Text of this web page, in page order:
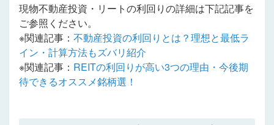
現物不動産投資・リートの利回りの詳細は下記記事を
ご参照ください。
※関連記事： 不動産投資の利回りとは？理想と最低ラ
イン・計算方法もズバリ紹介
※関連記事： REITの利回りが高い3つの理由・今後期
待できるオススメ銘柄選！